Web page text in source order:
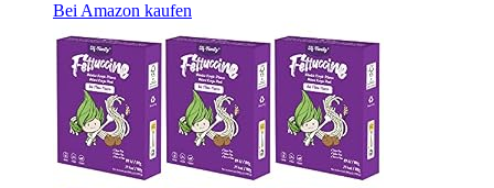
Bei Amazon kaufen